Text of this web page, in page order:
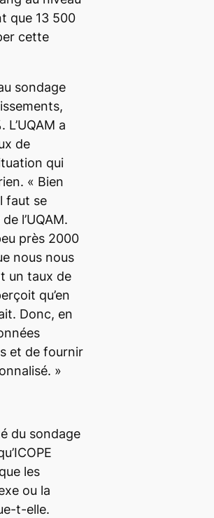
que 13 500
cette
sondage
a
de
qui
« Bien
faut se
l’UQAM.
près 2000
nous nous
un taux de
qu’en
Donc, en
et de fournir
»
du sondage
les
ou la
t-elle.